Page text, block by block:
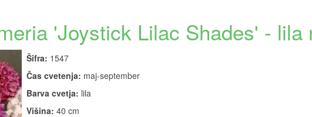
'Joystick Lilac Shades' - lila
Šifra: 1547
Čas cvetenja: maj-september
Barva cvetja: lila
Višina: 40 cm